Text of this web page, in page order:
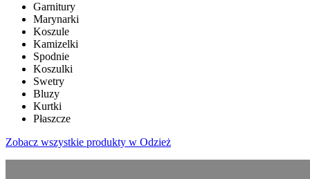
Garnitury
Marynarki
Koszule
Kamizelki
Spodnie
Koszulki
Swetry
Bluzy
Kurtki
Płaszcze
Zobacz wszystkie produkty w Odzież